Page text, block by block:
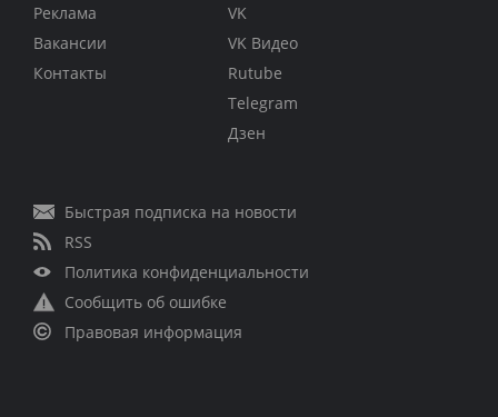
Реклама
Вакансии
Контакты
VK
VK Видео
Rutube
Telegram
Дзен
Быстрая подписка на новости
RSS
Политика конфиденциальности
Сообщить об ошибке
Правовая информация